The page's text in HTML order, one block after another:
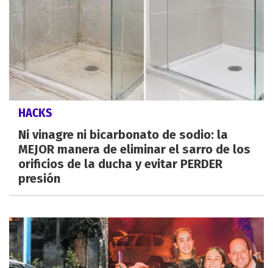
HACKS
Ni vinagre ni bicarbonato de sodio: la
MEJOR manera de eliminar el sarro de los
orificios de la ducha y evitar PERDER
presión